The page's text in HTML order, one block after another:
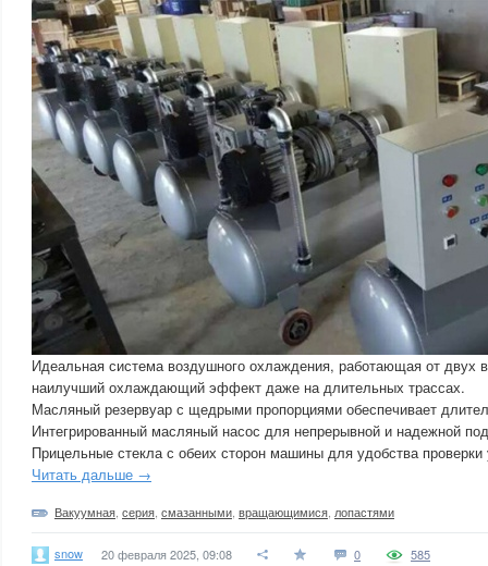
Идеальная система воздушного охлаждения, работающая от двух
наилучший охлаждающий эффект даже на длительных трассах.
Масляный резервуар с щедрыми пропорциями обеспечивает
Интегрированный масляный насос для непрерывной и надежной
Прицельные стекла с обеих сторон машины для удобства
Читать дальше →
Вакуумная серия смазанными вращающимися лопастями
snow 20 февраля 2025, 09:08 0 585